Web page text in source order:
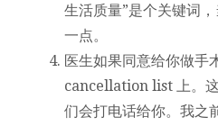
生活质量”是个关键词
一点。
医生如果同意给你做手
cancellation list 上。
们会打电话给你。我之